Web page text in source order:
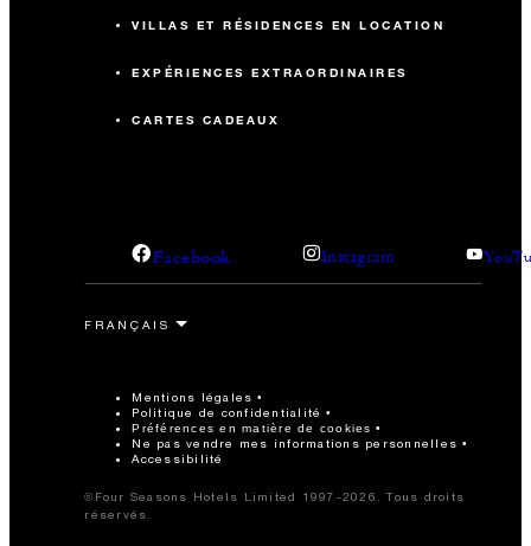
VILLAS ET RÉSIDENCES EN LOCATION
EXPÉRIENCES EXTRAORDINAIRES
CARTES CADEAUX
Facebook Instagram
Mentions légales
Politique de confidentialité
Préférences en matière de cookies
Ne pas vendre mes informations personnelles
Accessibilité
©Four Seasons Hotels Limited 1997-2026. Tous droits
réservés.